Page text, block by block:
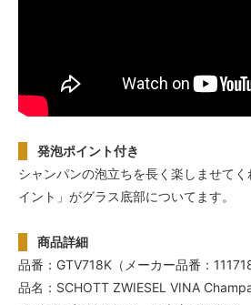
発泡ポイント付き
シャンパンの泡立ちを長く楽しませて
イント」がグラス底部についてます。
商品詳細
品番：GTV718K（メーカー品番：111718
品名：SCHOTT ZWIESEL VINA